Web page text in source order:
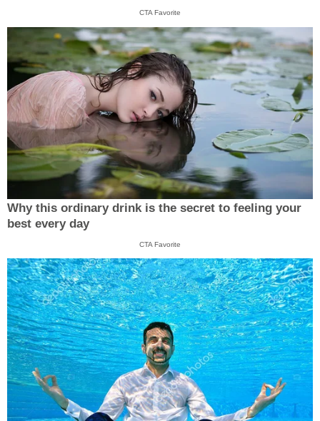
CTA Favorite
Why this ordinary drink is the secret to feeling your
best every day
CTA Favorite